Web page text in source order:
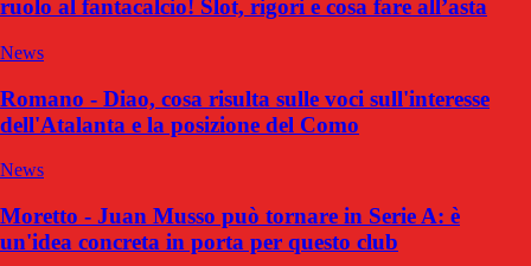
ruolo al fantacalcio! Slot, rigori e cosa fare all’asta
News
Romano - Diao, cosa risulta sulle voci sull'interesse
dell'Atalanta e la posizione del Como
News
Moretto - Juan Musso può tornare in Serie A: è
un'idea concreta in porta per questo club